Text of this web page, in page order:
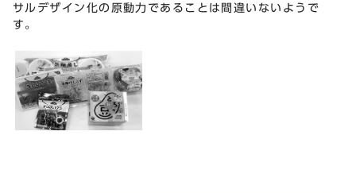
サルデザイン化の原動力であることは間違いないようで
す。